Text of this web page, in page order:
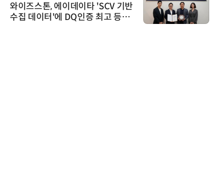
와이즈스톤, 에이데이타 'SCV 기반
수집 데이터'에 DQ인증 최고 등급